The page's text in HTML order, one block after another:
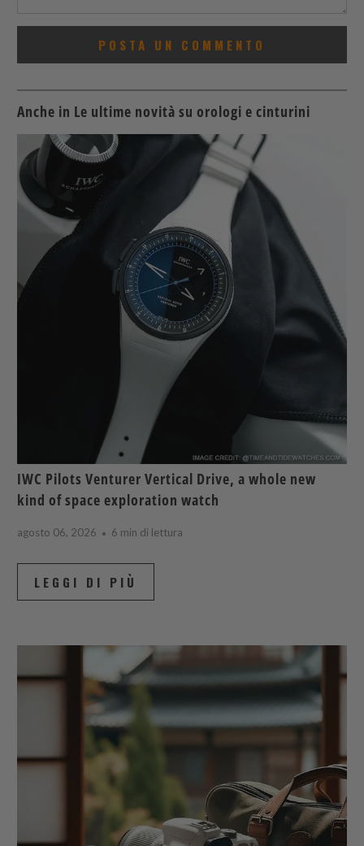
Anche in Le ultime novità su orologi e cinturini
IWC Pilots Venturer Vertical Drive, a whole new
kind of space exploration watch
agosto 06, 2026 6 min di lettura
LEGGI DI PIÙ